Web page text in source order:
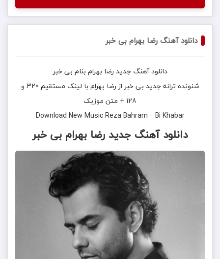
دانلود آهنگ رضا بهرام بی خبر
دانلود آهنگ جديد رضا بهرام بنام بی خبر
شنونده ترانه جدید بی خبر از رضا بهرام
با لینک مستقیم 320 و
128 + متن موزیک
Download New MusicReza Bahram –Bi Khabar
دانلود آهنگ جدید رضا بهرام بی خبر